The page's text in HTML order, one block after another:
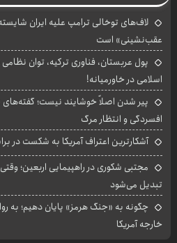
لاف‌های توخالی ترامپ علیه ایران
عقب‌نشینی» است
پول عربستان، فناوری ترکیه، توان
اسلامی در خاورمیانه!
پیر شدن اصلاً خوشایند نیست؛ گفته‌های
افسردگی و انتظار مرگ
آشکارترین اعتراف آمریکا به شکست در
مجتبی شکوری در راهپیمایی اربعین؛
تبدیل می‌شود
چگونه به «جنگ هرمز» پایان دهیم؛ به
خارجه آمریکا